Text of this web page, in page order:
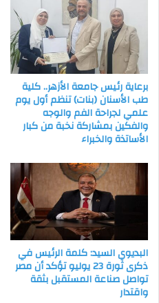
برعاية رئيس جامعة الأزهر.. كلية
طب الأسنان (بنات) تنظم أول يوم
علمي لجراحة الفم والوجه
والفكين بمشاركة نخبة من كبار
الأساتذة والخبراء
البديوي السيد: كلمة الرئيس في
ذكرى ثورة 23 يوليو تؤكد أن مصر
تواصل صناعة المستقبل بثقة
واقتدار